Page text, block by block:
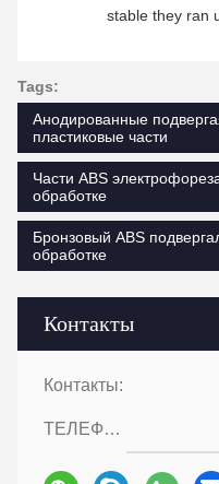
Контакты
Контакты:
ТЕЛЕФОН::
stable they ran
Tags:
Анодированные
пластиковые части
Части ABS
обработке
Бронзовый ABS
обработке